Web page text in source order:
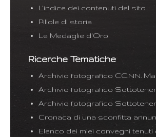
L'indice dei contenuti del sito
Pillole di storia
Le Medaglie d'Oro
Ricerche Tematiche
Archivio fotografico CC.NN.
Archivio fotografico
Archivio fotografico
Cronaca di una sconfitta
Elenco dei miei convegni tenuti